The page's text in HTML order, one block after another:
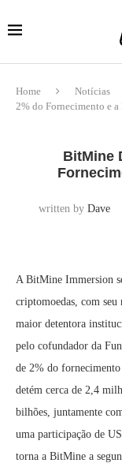
Home Notícias
2% do Fornecimento e
BitMine
written by Dave
A BitMine Immersion
criptomoedas, com
maior detentora
pelo cofundador da
de 2% do
detém cerca de 2,4
bilhões, juntamente
uma participação de
torna a BitMine a